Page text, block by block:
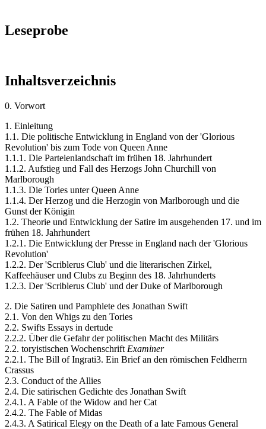
Leseprobe
Inhaltsverzeichnis
0. Vorwort
1. Einleitung
1.1. Die politische Entwicklung in England von der 'Glorious
Revolution' bis zum Tode von Queen Anne
1.1.1. Die Parteienlandschaft im frühen 18. Jahrhundert
1.1.2. Aufstieg und Fall des Herzogs John Churchill von
Marlborough
1.1.3. Die Tories unter Queen Anne
1.1.4. Der Herzog und die Herzogin von Marlborough und die
Gunst der Königin
1.2. Theorie und Entwicklung der Satire im ausgehenden 17. und im
frühen 18. Jahrhundert
1.2.1. Die Entwicklung der Presse in England nach der 'Glorious
Revolution'
1.2.2. Der 'Scriblerus Club' und die literarischen Zirkel,
Kaffeehäuser und Clubs zu Beginn des 18. Jahrhunderts
1.2.3. Der 'Scriblerus Club' und der Duke of Marlborough
2. Die Satiren und Pamphlete des Jonathan Swift
2.1. Von den Whigs zu den Tories
2.2. Swifts Essays in dertude
2.2.2. Über die Gefahr der politischen Macht des Militärs
2.2. toryistischen Wochenschrift Examiner
2.2.1. The Bill of Ingrati3. Ein Brief an den römischen Feldherrn
Crassus
2.3. Conduct of the Allies
2.4. Die satirischen Gedichte des Jonathan Swift
2.4.1. A Fable of the Widow and her Cat
2.4.2. The Fable of Midas
2.4.3. A Satirical Elegy on the Death of a late Famous General